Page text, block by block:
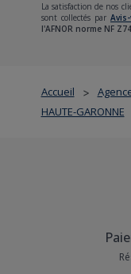
Accueil >
HAUTE-GARONNE
La satisfaction de nos
sont collectés par
l'AFNOR norme NF